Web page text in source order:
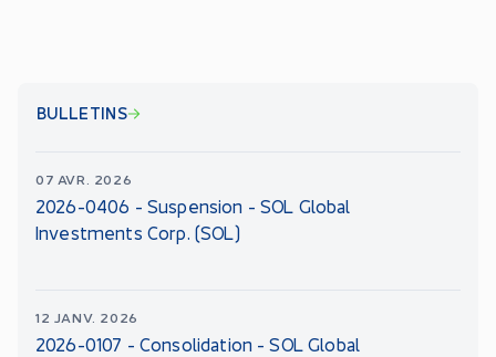
BULLETINS
07 AVR. 2026
2026-0406 - Suspension - SOL Global
Investments Corp. (SOL)
12 JANV. 2026
2026-0107 - Consolidation - SOL Global